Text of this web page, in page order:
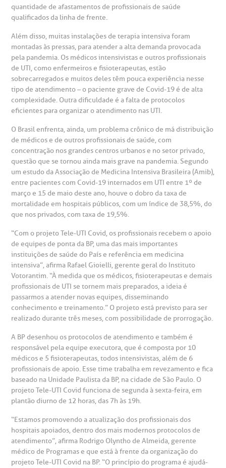
São Paulo - SP
Clínica Medicina da Mulher
Saiba mais
Endereço:
R. Colômbia, 332
CEP: 01438-000 | Jardim Paulista
de Bioética
de Sangue
de órgãos
de cuidado
e perdidos
quantidade de afastamentos de profissionais de saúde
qualificados da linha de frente.
Além disso, muitas instalações de terapia intensiva foram
montadas às pressas, para atender a alta demanda provocada
pela pandemia. Os médicos intensivistas e outros profissionais
de UTI, como enfermeiros e fisioterapeutas, estão
sobrecarregados e muitos deles têm pouca experiência nesse
tipo de atendimento – o paciente grave de Covid-19 é de alta
complexidade. Outra dificuldade é a falta de protocolos
eficientes para organizar o atendimento nas UTI.
O Brasil enfrenta, ainda, um problema crônico de má distribuição
de médicos e de outros profissionais de saúde, com
concentração nos grandes centros urbanos e no setor privado,
questão que se tornou ainda mais grave na pandemia. Segundo
um estudo da Associação de Medicina Intensiva Brasileira (Amib),
entre pacientes com Covid-19 internados em UTI entre 1º de
março e 15 de maio deste ano, houve o dobro da taxa de
mortalidade em hospitais públicos, com um índice de 38,5%, do
que nos privados, com taxa de 19,5%.
“Com o projeto Tele-UTI Covid, os profissionais recebem o apoio
de equipes de ponta da BP, uma das mais importantes
instituições de saúde do País e referência em medicina
intensiva”, afirma Rafael Gioielli, gerente geral do Instituto
Votorantim. “À medida que os médicos, fisioterapeutas e demais
profissionais de UTI se tornem mais preparados, a ideia é
passarmos a atender novas equipes, disseminando
conhecimento e treinamento.” O projeto está previsto para ser
realizado durante três meses, com possibilidade de prorrogação.
A BP desenhou os protocolos de atendimento e também é
responsável pela equipe executora, que é composta por 10
médicos e 5 fisioterapeutas, todos intensivistas, além de 6
profissionais de apoio. Esse time trabalha em revezamento e fica
baseado na Unidade Paulista da BP, na cidade de São Paulo. O
projeto Tele-UTI Covid funciona de segunda à sexta-feira, em
plantão diurno de 12 horas, das 7h às 19h.
“Estamos promovendo a atualização dos profissionais dos
hospitais apoiados, dentro dos mais modernos protocolos de
atendimento”, afirma Rodrigo Olyntho de Almeida, gerente
médico de Programas e que está à frente da organização do
projeto Tele-UTI Covid na BP. “O princípio do programa é ajudá-